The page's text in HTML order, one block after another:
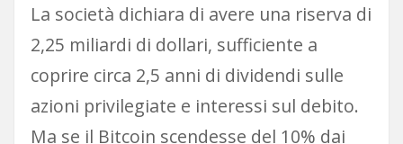
La società dichiara di avere una riserva di
2,25 miliardi di dollari, sufficiente a
coprire circa 2,5 anni di dividendi sulle
azioni privilegiate e interessi sul debito.
Ma se il Bitcoin scendesse del 10% dai